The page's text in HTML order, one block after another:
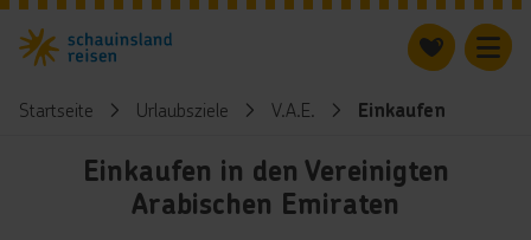
Startseite Urlaubsziele V.A.E. Einkaufen
Einkaufen in den Vereinigten
Arabischen Emiraten